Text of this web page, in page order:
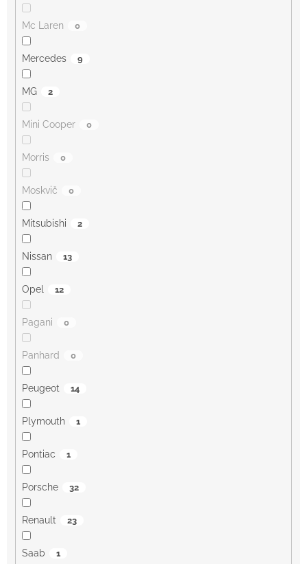
Mc Laren 0
Mercedes 9
MG 2
Mini Cooper 0
Morris 0
Moskvič 0
Mitsubishi 2
Nissan 13
Opel 12
Pagani 0
Panhard 0
Peugeot 14
Plymouth 1
Pontiac 1
Porsche 32
Renault 23
Saab 1